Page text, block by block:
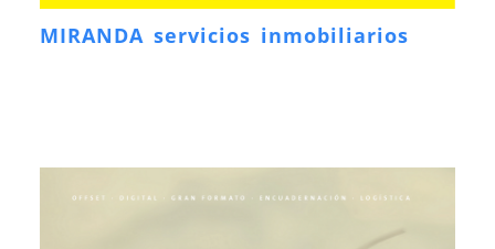
MIRANDA servicios inmobiliarios